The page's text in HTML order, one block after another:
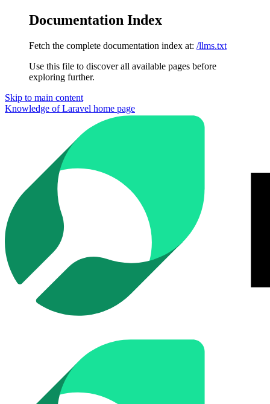
Documentation Index
Fetch the complete documentation index at: /llms.txt
Use this file to discover all available pages before
exploring further.
Skip to main content
Knowledge of Laravel home page